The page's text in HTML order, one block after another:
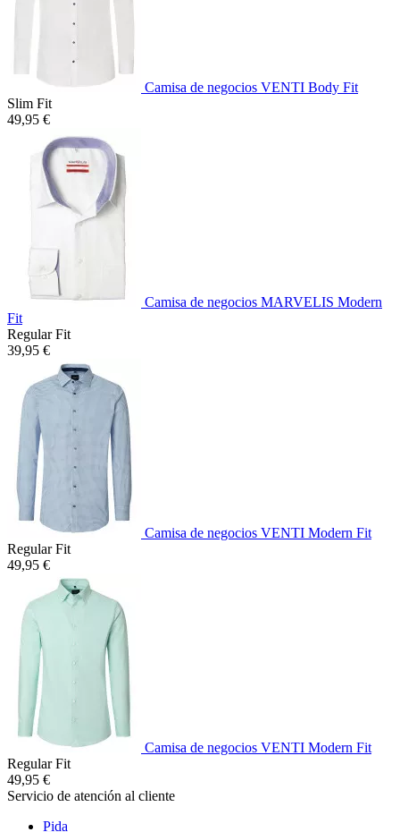
Camisa de negocios VENTI Body Fit
Slim Fit
49,95 €
Camisa de negocios MARVELIS Modern
Fit
Regular Fit
39,95 €
Camisa de negocios VENTI Modern Fit
Regular Fit
49,95 €
Camisa de negocios VENTI Modern Fit
Regular Fit
49,95 €
Servicio de atención al cliente
Pida